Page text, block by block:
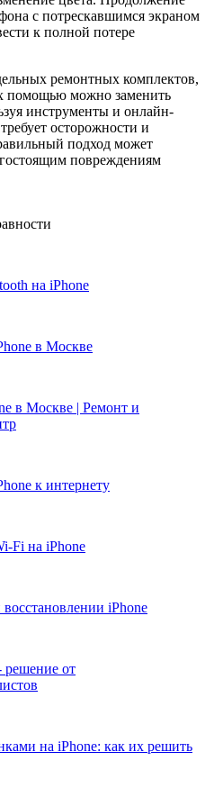
с потрескавшимся экраном
к полной потере
ремонтных комплектов,
помощью можно заменить
инструменты и онлайн-
осторожности и
подход может
повреждениям
на iPhone
в Москве
в Москве | Ремонт и
к интернету
Fi на iPhone
iPhone
решение от
на iPhone: как их решить